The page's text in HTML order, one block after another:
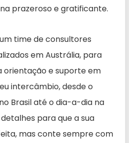
prazeroso e gratificante.
time de consultores
em Austrália, para
e suporte em
intercâmbio, desde o
Brasil até o dia-a-dia na
para que a sua
mas conte sempre com